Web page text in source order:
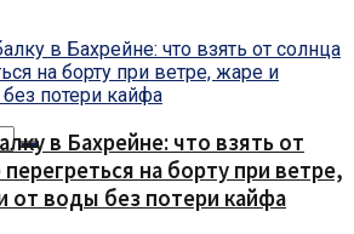
в Бахрейне: что взять от
на борту при ветре,
от воды без потери кайфа